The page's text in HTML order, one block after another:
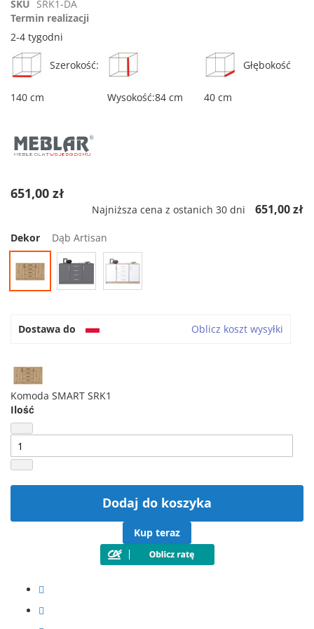
rating
SKU SRK1-DA
Termin realizacji
2-4 tygodni
Szerokość:
140 cm Wysokość:84 cm
Głębokość
40 cm
651,00 zł
Najniższa cena z ostanich 30 dni 651,00 zł
Dekor Dąb Artisan
Dostawa do Oblicz koszt wysyłki
Komoda SMART SRK1
Ilość
Dodaj do koszyka
Kup teraz